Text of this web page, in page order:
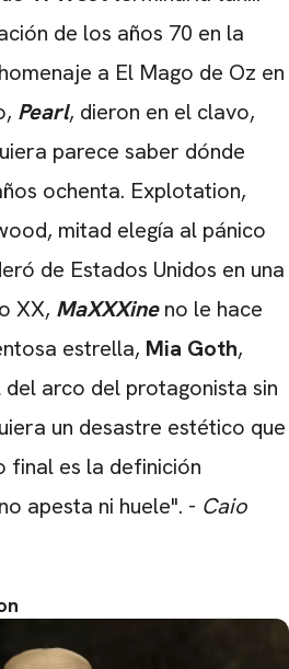
de los años 70 en la
a El Mago de Oz en
Pearl, dieron en el clavo,
parece saber dónde
ochenta. Explotation,
mitad elegía al pánico
de Estados Unidos en una
XX, MaXXXineno le hace
estrella, Mia Goth,
arco del protagonista sin
un desastre estético que
final es la definición
apesta ni huele". - Caio